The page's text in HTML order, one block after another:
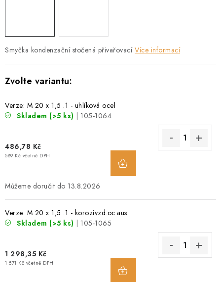
DOPRAVA A PLATBA
O NÁS
PODMÍNKY OCHRANY OSOBNÍCH ÚDAJŮ
POPTÁVKA ARMATUR
ZNAČKY
ZÁKAZNÍCI ZE SLOVENSKA
REVIZE
SERVIS
OBCHODNÍ PODMÍNKY
Smyčka kondenzační stočená přivařovací Více informací
Verze: M 20 x 1,5 .1 - uhlíková ocel
Skladem (>5 ks) | 105-1064
486,78 Kč
589 Kč včetně DPH
13.8.2026
Verze: M 20 x 1,5 .1 - korozivzd.oc.aus.
Skladem (>5 ks) | 105-1065
1 298,35 Kč
1 571 Kč včetně DPH